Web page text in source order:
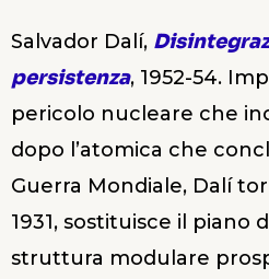
Salvador Dalí,
persistenza, 1952-54.
pericolo nucleare che
dopo l’atomica che
Guerra Mondiale, Dalí
1931, sostituisce il piano
struttura modulare